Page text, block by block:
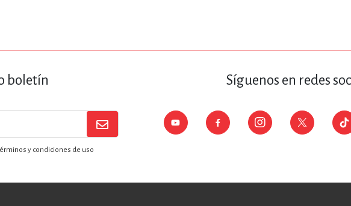
boletín
y condiciones de uso
Síguenos en redes